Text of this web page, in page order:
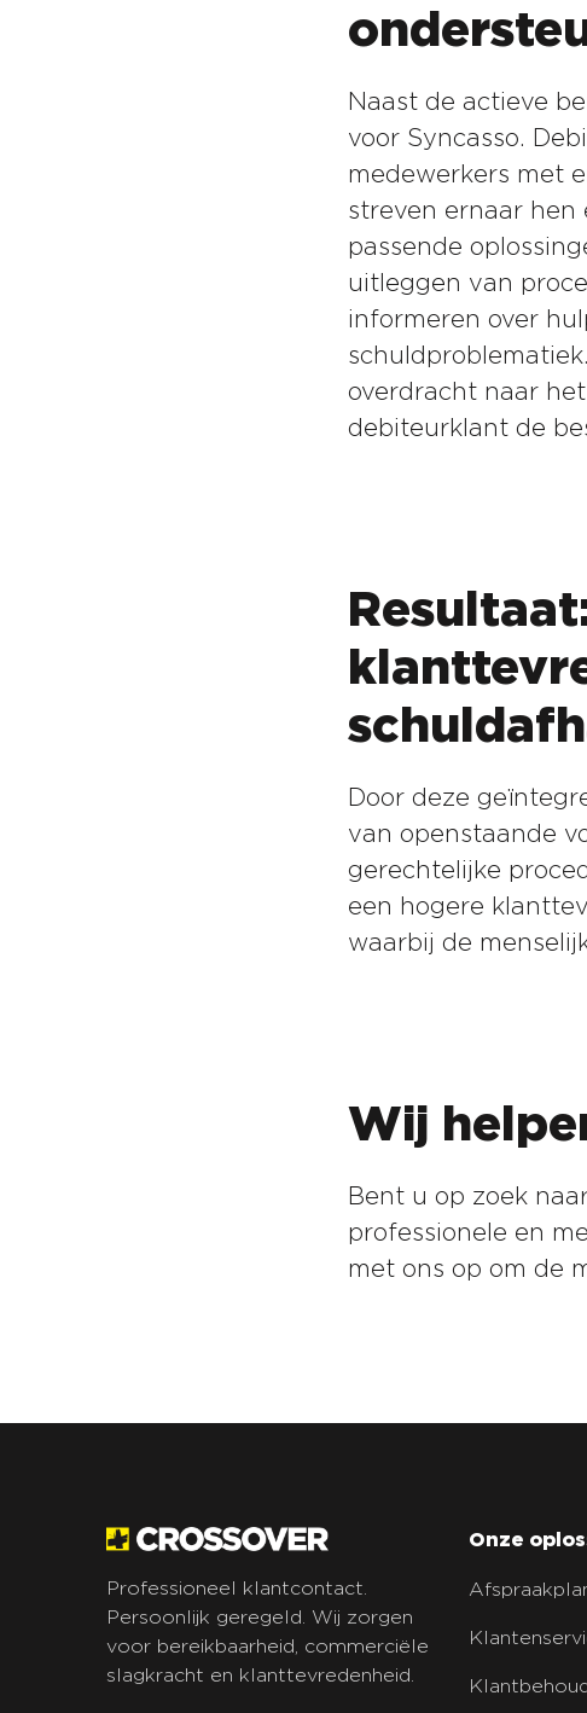
Naast de actieve
voor Syncasso.
medewerkers met
streven ernaar hen
passende
uitleggen van
informeren over
overdracht naar
debiteurklant de
Door deze
van openstaande
gerechtelijke
een hogere
waarbij de
Wij
Bent u op zoek
professionele en
met ons op om de
Professioneel klantcontact.
Persoonlijk geregeld. Wij zorgen
voor bereikbaarheid, commerciële
slagkracht en klanttevredenheid.
Onze
Klantbehoud